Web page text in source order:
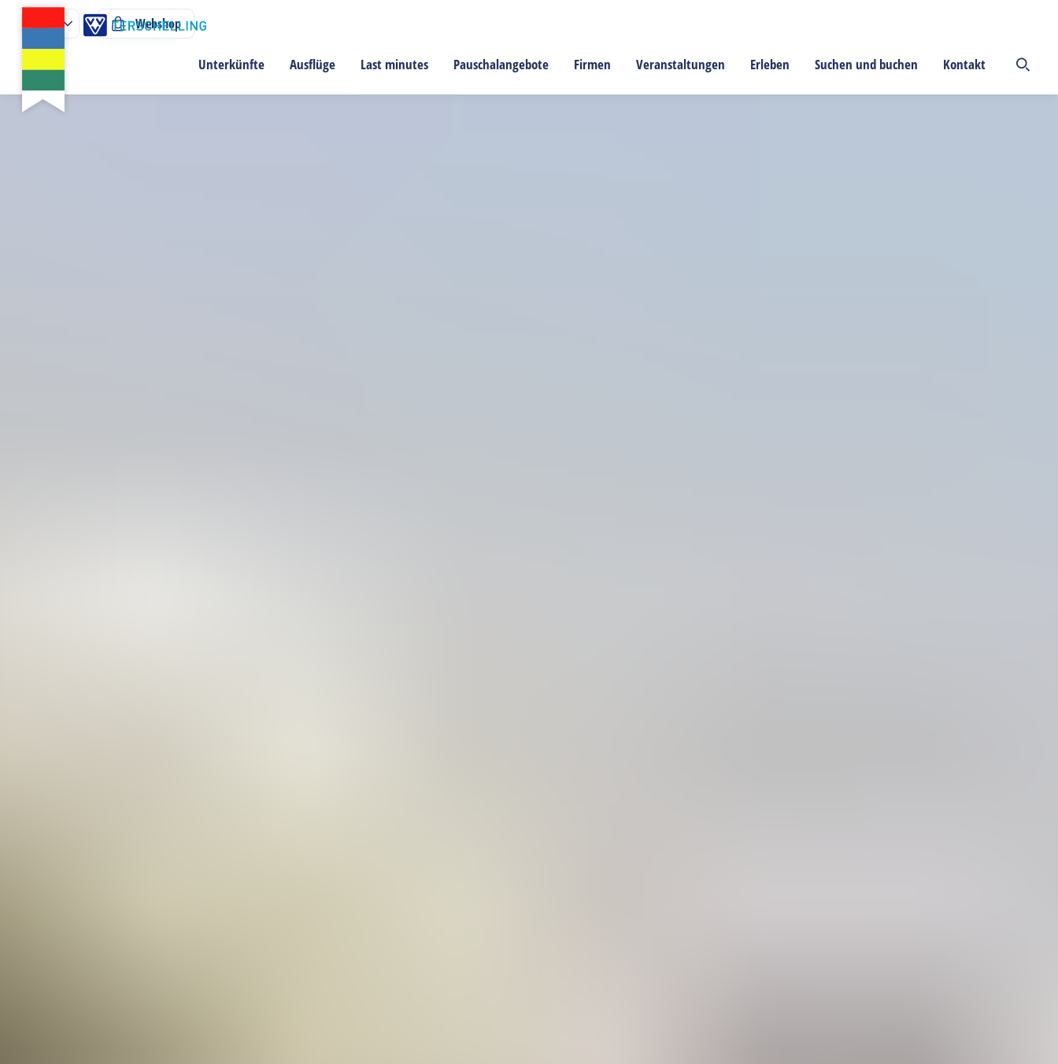
Unterkünfte Ausflüge Last minutes Pauschalangebote Firmen Veranstaltungen Erleben Suchen und buchen Kontakt
Webshop